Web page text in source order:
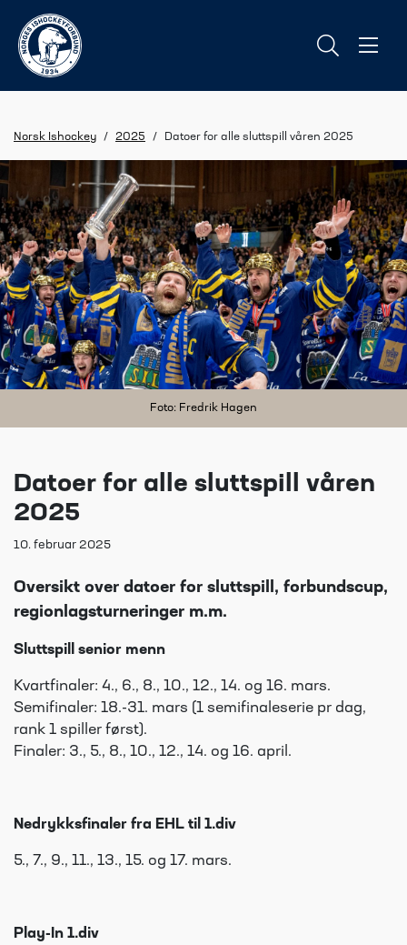
Norsk Ishockey / 2025 / Datoer for alle sluttspill våren 2025
Foto: Fredrik Hagen
Datoer for alle sluttspill våren
2025
10. februar 2025
Oversikt over datoer for sluttspill, forbundscup,
regionlagsturneringer m.m.
Sluttspill senior menn
Kvartfinaler: 4., 6., 8., 10., 12., 14. og 16. mars.
Semifinaler: 18.-31. mars (1 semifinaleserie pr dag,
rank 1 spiller først).
Finaler: 3., 5., 8., 10., 12., 14. og 16. april.
Nedrykksfinaler fra EHL til 1.div
5., 7., 9., 11., 13., 15. og 17. mars.
Play-In 1.div